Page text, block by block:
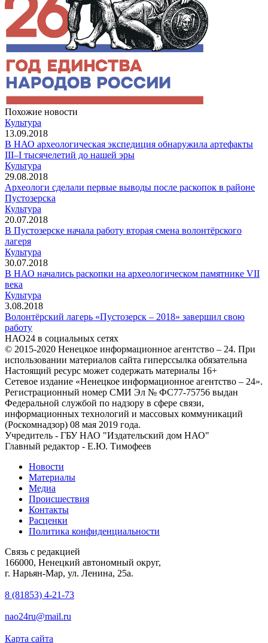
Похожие новости
Культура
13.09.2018
В НАО археологическая экспедиция обнаружила артефакты
III–I тысячелетий до нашей эры
Культура
29.08.2018
Археологи сделали первые выводы после раскопок в районе
Пустозерска
Культура
20.07.2018
В Пустозерске начала работу вторая смена волонтёрского
лагеря
Культура
30.07.2018
В НАО начались раскопки на археологическом памятнике VII
века
Культура
3.08.2018
Волонтёрский лагерь «Пустозерск – 2018» завершил свою
работу
НАО24 в социальных сетях
© 2015-2020 Ненецкое информационное агентство – 24. При
использовании материалов сайта гиперссылка обязательна
Настоящий ресурс может содержать материалы 16+
Сетевое издание «Ненецкое информационное агентство – 24».
Регистрационный номер СМИ Эл № ФС77-75756 выдан
Федеральной службой по надзору в сфере связи,
информационных технологий и массовых коммуникаций
(Роскомнадзор) 08 мая 2019 года.
Учредитель - ГБУ НАО "Издательский дом НАО"
Главный редактор - Е.Ю. Тимофеев
Новости
Материалы
Медиа
Происшествия
Контакты
Расценки
Политика конфиденциальности
Связь с редакцией
166000, Ненецкий автономный округ,
г. Нарьян-Мар, ул. Ленина, 25а.
8 (81853) 4-21-73
nao24ru@mail.ru
Карта сайта